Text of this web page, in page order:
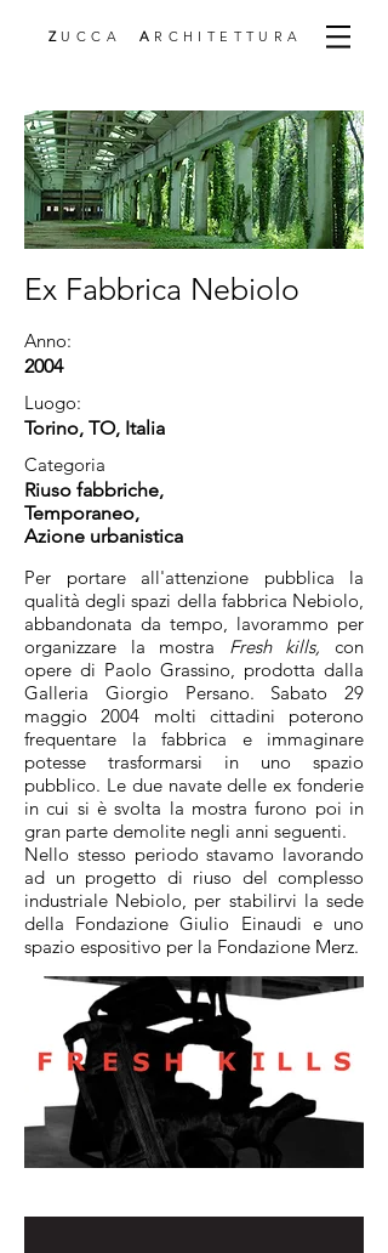
Z UCCA A RCHITETTURA
Ex Fabbrica Nebiolo
Anno:
2004
Luogo:
Torino, TO, Italia
Categoria
Riuso fabbriche,
Temporaneo,
Azione urbanistica
Per portare all'attenzione pubblica la
qualità degli spazi della fabbrica Nebiolo,
abbandonata da tempo, lavorammo per
organizzare la mostra Fresh kills, con
opere di Paolo Grassino, prodotta dalla
Galleria Giorgio Persano. Sabato 29
maggio 2004 molti cittadini poterono
frequentare la fabbrica e immaginare
potesse trasformarsi in uno spazio
pubblico. Le due navate delle ex fonderie
in cui si è svolta la mostra furono poi in
gran parte demolite negli anni seguenti.
Nello stesso periodo stavamo lavorando
ad un progetto di riuso del complesso
industriale Nebiolo, per stabilirvi la sede
della Fondazione Giulio Einaudi e uno
spazio espositivo per la Fondazione Merz.